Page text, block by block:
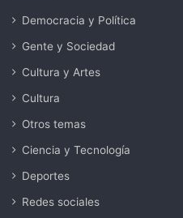
Democracia y Política
Gente y Sociedad
Cultura y Artes
Cultura
Otros temas
Ciencia y Tecnología
Deportes
Redes sociales